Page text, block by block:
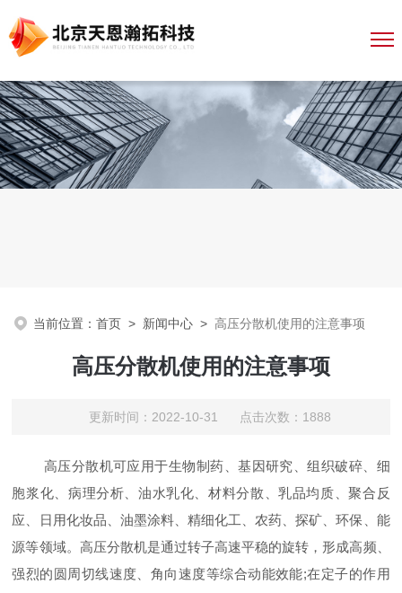
当前位置：首页 > 新闻中心 > 高压分散机使用的注意事项
高压分散机使用的注意事项
更新时间：2022-10-31 点击次数：1888
高压分散机可应用于生物制药、基因研究、组织破碎、细
胞浆化、病理分析、油水乳化、材料分散、乳品均质、聚合反
应、日用化妆品、油墨涂料、精细化工、农药、探矿、环保、能
源等领域。高压分散机是通过转子高速平稳的旋转，形成高频、
强烈的圆周切线速度、角向速度等综合动能效能;在定子的作用